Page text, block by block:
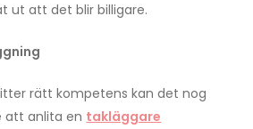
ut att det blir billigare.
rätt kompetens kan det nog
att anlita en takläggare